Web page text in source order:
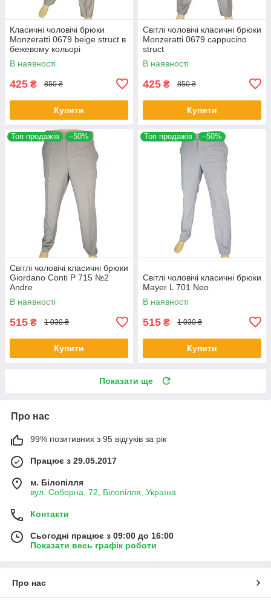
Класичні чоловічі брюки
Monzeratti 0679 beige struct в
бежевому кольорі
В наявності
425 ₴ 850 ₴
Купити
Світлі чоловічі класичні брюки
Monzeratti 0679 cappucino
struct
В наявності
425 ₴ 850 ₴
Купити
Топ продажів –50%
Світлі чоловічі класичні брюки
Giordano Conti P 715 №2
Andre
В наявності
515 ₴ 1 030 ₴
Купити
Топ продажів –50%
Світлі чоловічі класичні брюки
Mayer L 701 Neo
В наявності
515 ₴ 1 030 ₴
Купити
Показати ще
Про нас
99% позитивних з 95 відгуків за рік
Працює з 29.05.2017
м. Білопілля
вул. Соборна, 72, Білопілля, Україна
Контакти
Сьогодні працює з 09:00 до 16:00
Показати весь графік роботи
Про нас